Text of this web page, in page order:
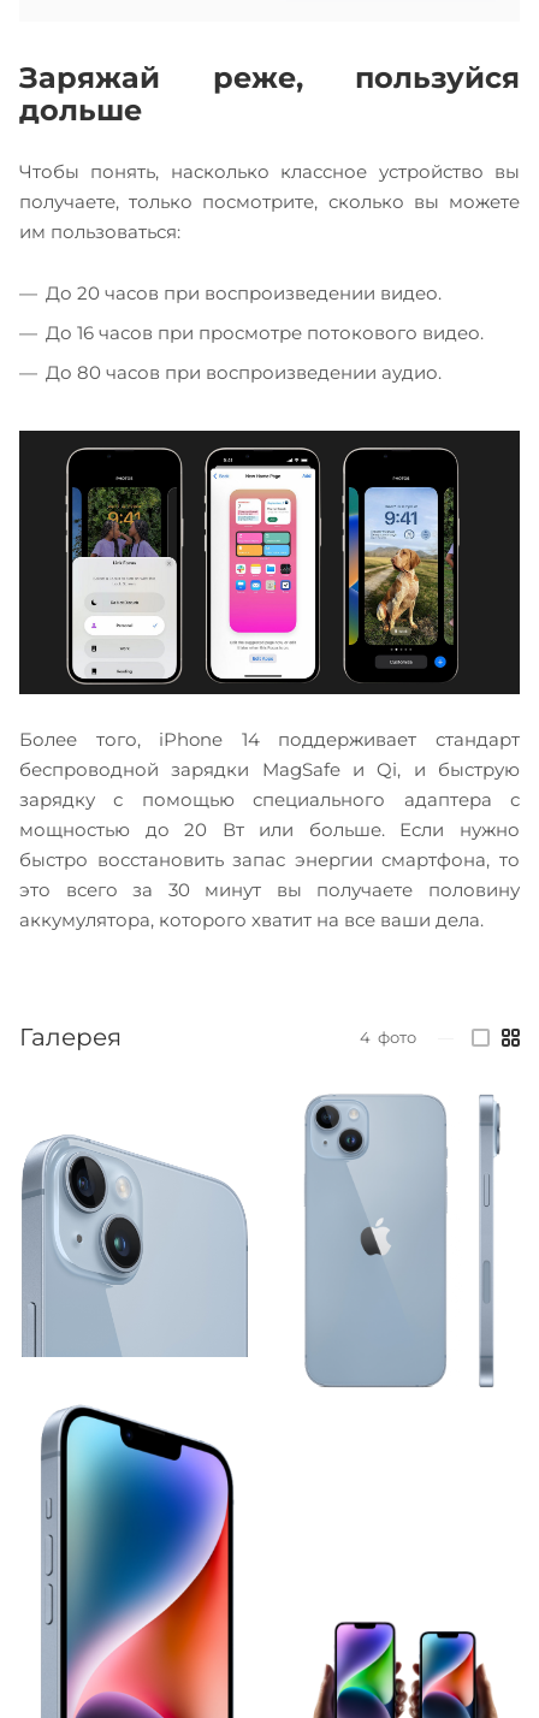
Заряжай реже, пользуйся
дольше
Чтобы понять, насколько классное устройство вы
получаете, только посмотрите, сколько вы можете
им пользоваться:
До 20 часов при воспроизведении видео.
До 16 часов при просмотре потокового видео.
До 80 часов при воспроизведении аудио.
Более того, iPhone 14 поддерживает стандарт
беспроводной зарядки MagSafe и Qi, и быструю
зарядку с помощью специального адаптера с
мощностью до 20 Вт или больше. Если нужно
быстро восстановить запас энергии смартфона, то
это всего за 30 минут вы получаете половину
аккумулятора, которого хватит на все ваши дела.
Галерея 4 фото